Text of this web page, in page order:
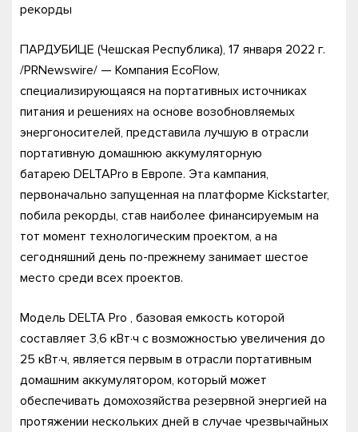
рекорды
ПАРДУБИЦЕ (Чешская Республика), 17 января 2022 г.
/PRNewswire/ — Компания EcoFlow,
специализирующаяся на портативных источниках
питания и решениях на основе возобновляемых
энергоносителей, представила лучшую в отрасли
портативную домашнюю аккумуляторную
батарею DELTAPro в Европе. Эта кампания,
первоначально запущенная на платформе Kickstarter,
побила рекорды, став наиболее финансируемым на
тот момент технологическим проектом, а на
сегодняшний день по-прежнему занимает шестое
место среди всех проектов.
Модель DELTA Pro , базовая емкость которой
составляет 3,6 кВт·ч с возможностью увеличения до
25 кВт·ч, является первым в отрасли портативным
домашним аккумулятором, который может
обеспечивать домохозяйства резервной энергией на
протяжении нескольких дней в случае чрезвычайных